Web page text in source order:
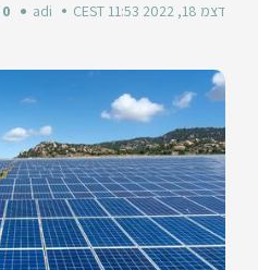
דצמ 18, 2022 11:53 CEST